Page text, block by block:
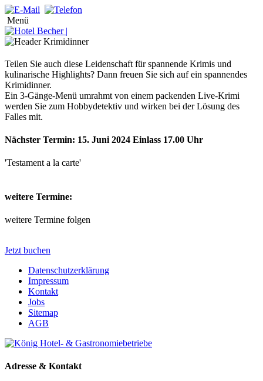
Menü
Teilen Sie auch diese Leidenschaft für spannende Krimis und
kulinarische Highlights? Dann freuen Sie sich auf ein spannendes
Krimidinner.
Ein 3-Gänge-Menü umrahmt von einem packenden Live-Krimi
werden Sie zum Hobbydetektiv und wirken bei der Lösung des
Falles mit.
Nächster Termin: 15. Juni 2024 Einlass 17.00 Uhr
'Testament a la carte'
weitere Termine:
weitere Termine folgen
Jetzt buchen
Datenschutzerklärung
Impressum
Kontakt
Jobs
Sitemap
AGB
Adresse & Kontakt